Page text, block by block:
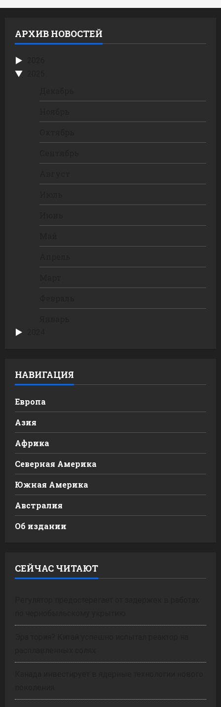
АРХИВ НОВОСТЕЙ
НАВИГАЦИЯ
Европа
Азия
Африка
Северная Америка
Южная Америка
Австралия
Об издании
СЕЙЧАС ЧИТАЮТ